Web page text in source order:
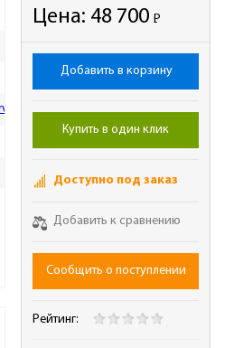
Длина пильной шины, мм
Количество скоростей, шт
углом 45°, мм
разрезаемой заготовки под
Цена: 48 700Р
-
Добавить в корзину
Купить в один клик
Доступно под заказ
Добавить к сравнению
Сообщить о поступлении
Рейтинг: